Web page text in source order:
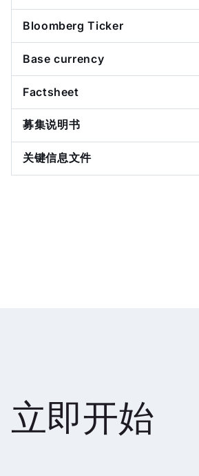
Bloomberg Ticker
Base currency
Factsheet
募集说明书
关键信息文件
立即开始